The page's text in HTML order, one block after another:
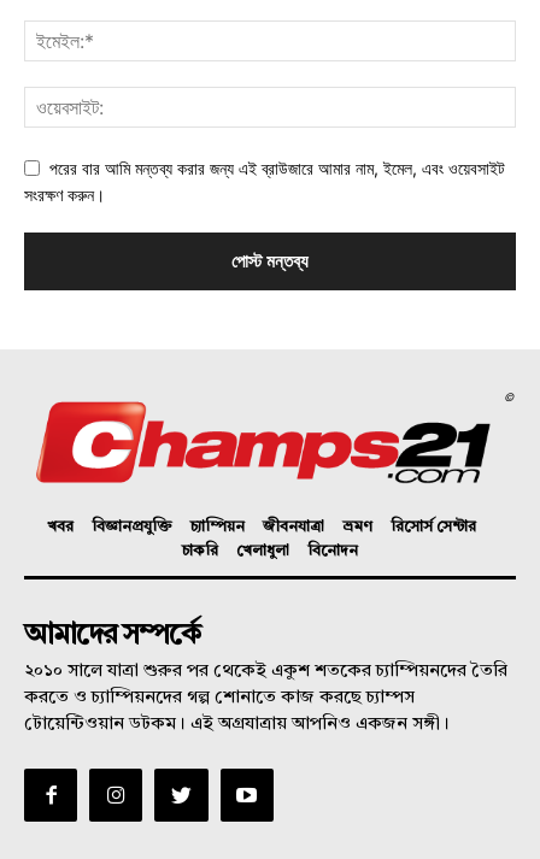
পরের বার আমি মন্তব্য করার জন্য এই ব্রাউজারে আমার নাম, ইমেল, এবং ওয়েবসাইট
সংরক্ষণ করুন।
©
খবর বিজ্ঞানপ্রযুক্তি চ্যাম্পিয়ন জীবনযাত্রা ভ্রমণ
রিসোর্স সেন্টার
চাকরি
খেলাধুলা বিনোদন
আমাদের সম্পর্কে
২০১০ সালে যাত্রা শুরুর পর থেকেই একুশ শতকের চ্যাম্পিয়নদের তৈরি
করতে ও চ্যাম্পিয়নদের গল্প শোনাতে কাজ করছে চ্যাম্পস
টোয়েন্টিওয়ান ডটকম। এই অগ্রযাত্রায় আপনিও একজন সঙ্গী।